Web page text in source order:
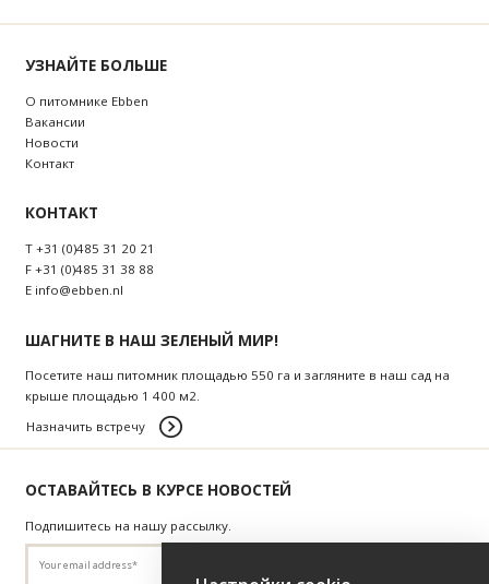
УЗНАЙТЕ БОЛЬШЕ
О питомнике Ebben
Bакансии
Новости
Контакт
КОНТАКТ
T+31 (0)485 31 20 21
F+31 (0)485 31 38 88
E info@ebben.nl
ШАГНИТЕ В НАШ ЗЕЛЕНЫЙ МИР!
Посетите наш питомник площадью 550 га и загляните в наш сад на
крыше площадью 1 400 м2.
Назначить встречу
ОСТАВАЙТЕСЬ В КУРСЕ НОВОСТЕЙ
Подпишитесь на нашу рассылку.